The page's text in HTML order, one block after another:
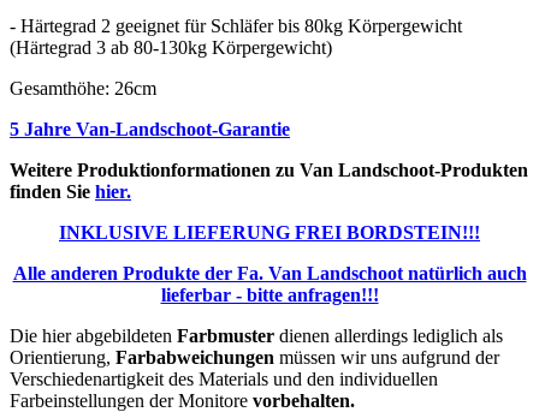
- Härtegrad 2 geeignet für Schläfer bis 80kg Körpergewicht
(Härtegrad 3 ab 80-130kg Körpergewicht)
Gesamthöhe: 26cm
5 Jahre Van-Landschoot-Garantie
Weitere Produktionformationen zu Van Landschoot-Produkten
finden Sie hier.
INKLUSIVE LIEFERUNG FREI BORDSTEIN!!!
Alle anderen Produkte der Fa. Van Landschoot natürlich auch
lieferbar - bitte anfragen!!!
Die hier abgebildeten Farbmuster dienen allerdings lediglich als
Orientierung, Farbabweichungen müssen wir uns aufgrund der
Verschiedenartigkeit des Materials und den individuellen
Farbeinstellungen der Monitore vorbehalten.